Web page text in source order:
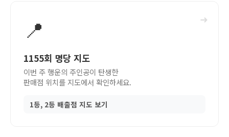
➜
📍
1155회 명당 지도
이번 주 행운의 주인공이 탄생한
판매점 위치를 지도에서 확인하세요.
1등, 2등 배출점 지도 보기